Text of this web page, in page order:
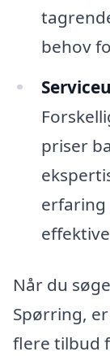
behov
priser
erfaring
Når du
Spørring,
flere tilbud